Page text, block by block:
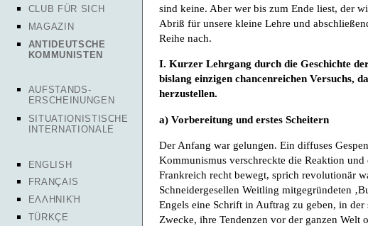
CLUB FÜR SICH
MAGAZIN
ANTIDEUTSCHE
KOMMUNISTEN
AUFSTANDS-
ERSCHEINUNGEN
SITUATIONISTISCHE
INTERNATIONALE
ENGLISH
FRANÇAIS
ΕΛΛΗΝΙΚΉ
TÜRKÇE
sind keine. Aber wer bis zum Ende liest, der
Abriß für unsere kleine Lehre und
Reihe nach.
I. Kurzer Lehrgang durch die Geschichte
bislang einzigen chancenreichen Versuchs,
herzustellen.
a) Vorbereitung und erstes Scheitern
Der Anfang war gelungen. Ein diffuses
Kommunismus verschreckte die Reaktion
Frankreich recht bewegt, sprich revolutionär
Schneidergesellen Weitling mitgegründeten
Engels eine Schrift in Auftrag zu geben, in der
Zwecke, ihre Tendenzen vor der ganzen Welt